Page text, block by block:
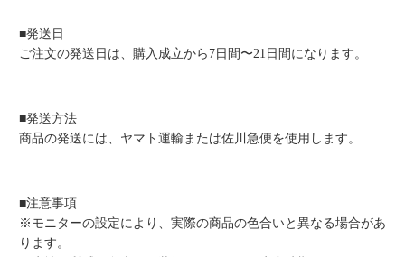
■発送日
ご注文の発送日は、購入成立から7日間〜21日間になります。
■発送方法
商品の発送には、ヤマト運輸または佐川急便を使用します。
■注意事項
※モニターの設定により、実際の商品の色合いと異なる場合があ
ります。